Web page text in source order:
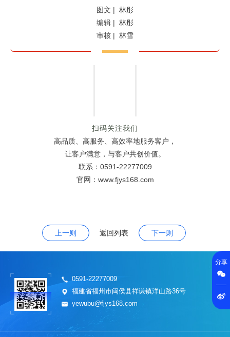
图文 | 林彤
编辑 | 林彤
审核 | 林雪
扫码关注我们
高品质、高服务、高效率地服务客户，
让客户满意，与客户共创价值。
联系：0591-22277009
官网：www.fjys168.com
分享


上一则 返回列表 下一则
0591-22277009
福建省福州市闽侯县祥谦镇洋山路36号
yewubu@fjys168.com